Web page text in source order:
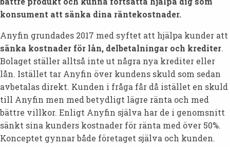
konsument att sänka dina räntekostnader.
Anyfin grundades 2017 med syftet att hjälpa kunder att
sänka kostnader för lån, delbetalningar och krediter.
Bolaget ställer alltså inte ut några nya krediter eller
lån. Istället tar Anyfin över kundens skuld som sedan
avbetalas direkt. Kunden i fråga får då istället en skuld
till Anyfin men med betydligt lägre ränta och med
bättre villkor. Enligt Anyfin själva har de i genomsnitt
sänkt sina kunders kostnader för ränta med över 50%.
Konceptet gynnar både företaget själva och kunden.